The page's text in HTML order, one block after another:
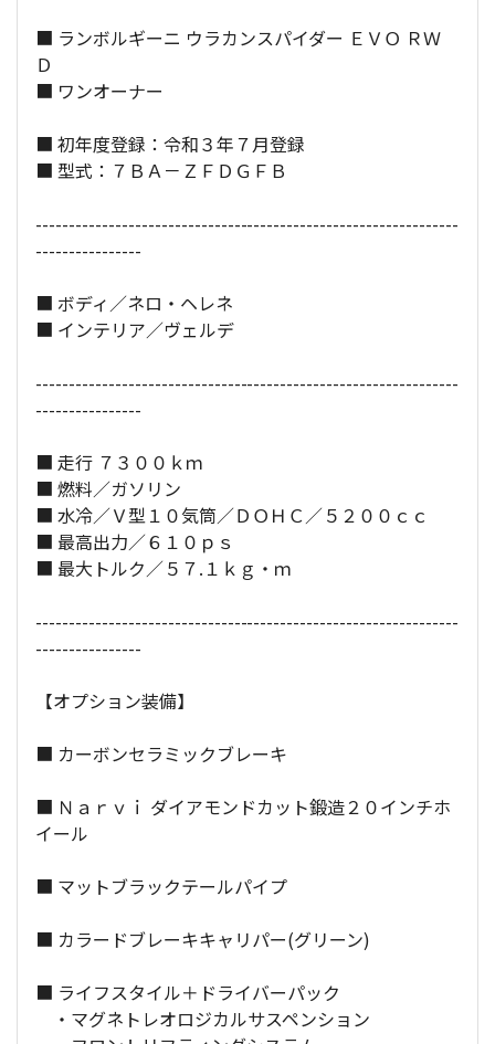
定員： 2名
全長×全幅×全高：
■ ランボルギーニ ウラカンスパイダー ＥＶＯ ＲＷ
Ｄ
■ ワンオーナー
■ 初年度登録：令和３年７月登録
■ 型式：７ＢＡ－ＺＦＤＧＦＢ
----------------------------------------------------------------
----------------
■ ボディ／ネロ・ヘレネ
■ インテリア／ヴェルデ
----------------------------------------------------------------
----------------
■ 走行 ７３００ｋｍ
■ 燃料／ガソリン
■ 水冷／Ｖ型１０気筒／ＤＯＨＣ／５２００ｃｃ
■ 最高出力／６１０ｐｓ
■ 最大トルク／５７.１ｋｇ・ｍ
----------------------------------------------------------------
----------------
【オプション装備】
■ カーボンセラミックブレーキ
■ Ｎａｒｖｉ ダイアモンドカット鍛造２０インチホ
イール
■ マットブラックテールパイプ
■ カラードブレーキキャリパー(グリーン)
■ ライフスタイル＋ドライバーパック
・マグネトレオロジカルサスペンション